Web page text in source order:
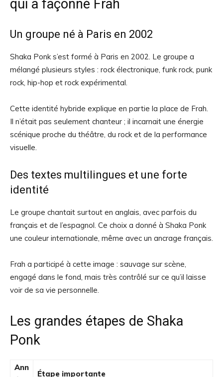
qui a façonné Frah
Un groupe né à Paris en 2002
Shaka Ponk s’est formé à Paris en 2002. Le groupe a
mélangé plusieurs styles : rock électronique, funk rock, punk
rock, hip-hop et rock expérimental.
Cette identité hybride explique en partie la place de Frah.
Il n’était pas seulement chanteur ; il incarnait une énergie
scénique proche du théâtre, du rock et de la performance
visuelle.
Des textes multilingues et une forte
identité
Le groupe chantait surtout en anglais, avec parfois du
français et de l’espagnol. Ce choix a donné à Shaka Ponk
une couleur internationale, même avec un ancrage français.
Frah a participé à cette image : sauvage sur scène,
engagé dans le fond, mais très contrôlé sur ce qu’il laisse
voir de sa vie personnelle.
Les grandes étapes de Shaka
Ponk
Ann
Étape importante